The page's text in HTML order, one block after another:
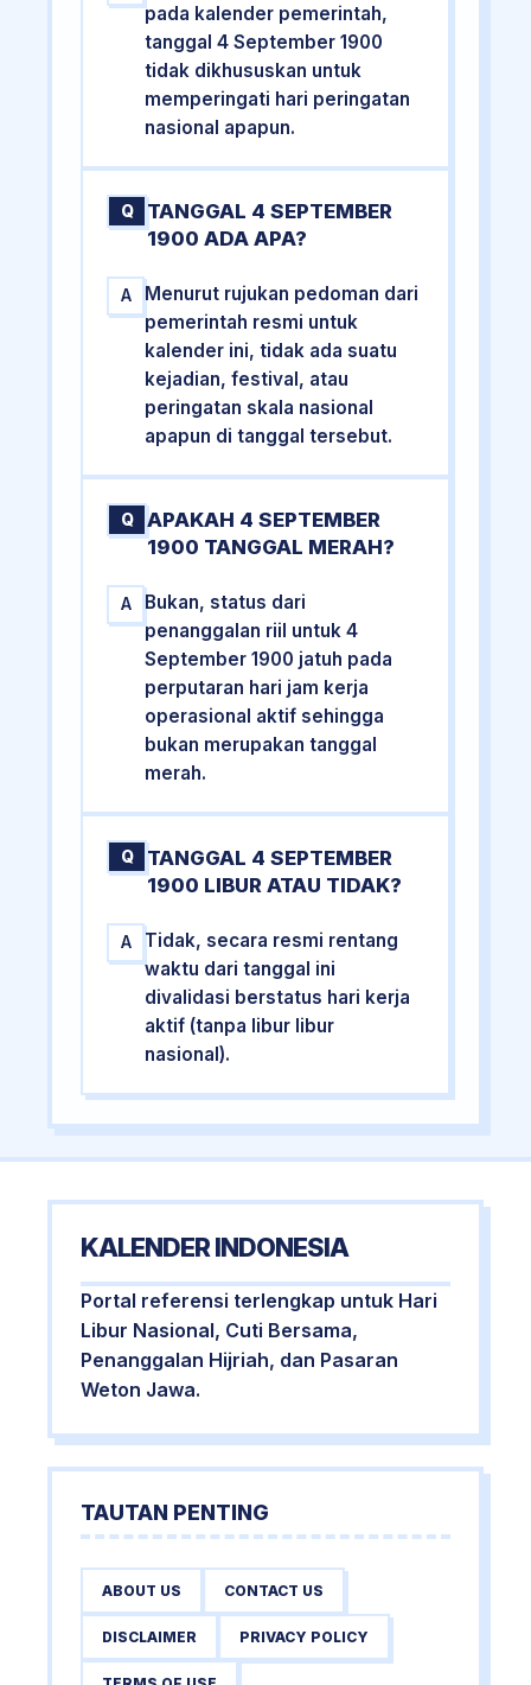
pada kalender pemerintah,
tanggal 4 September 1900
tidak dikhususkan untuk
memperingati hari peringatan
nasional apapun.
Q
TANGGAL 4 SEPTEMBER
1900 ADA APA?
A
Menurut rujukan pedoman dari
pemerintah resmi untuk
kalender ini, tidak ada suatu
kejadian, festival, atau
peringatan skala nasional
apapun di tanggal tersebut.
Q
APAKAH 4 SEPTEMBER
1900 TANGGAL MERAH?
A
Bukan, status dari
penanggalan riil untuk 4
September 1900 jatuh pada
perputaran hari jam kerja
operasional aktif sehingga
bukan merupakan tanggal
merah.
Q
TANGGAL 4 SEPTEMBER
1900 LIBUR ATAU TIDAK?
A
Tidak, secara resmi rentang
waktu dari tanggal ini
divalidasi berstatus hari kerja
aktif (tanpa libur libur
nasional).
KALENDER INDONESIA
Portal referensi terlengkap untuk Hari
Libur Nasional, Cuti Bersama,
Penanggalan Hijriah, dan Pasaran
Weton Jawa.
TAUTAN PENTING
ABOUT US CONTACT US
DISCLAIMER PRIVACY POLICY